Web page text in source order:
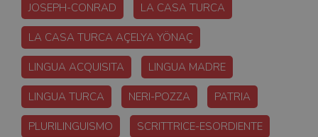
JOSEPH-CONRAD LA CASA TURCA
LA CASA TURCA AÇELYA YÖNAÇ
LINGUA ACQUISITA LINGUA MADRE
LINGUA TURCA NERI-POZZA PATRIA
PLURILINGUISMO SCRITTRICE-ESORDIENTE